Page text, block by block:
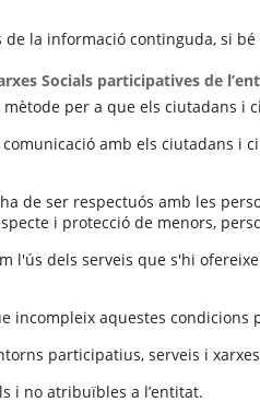
de la informació continguda, si
Socials participatives de
per a que els ciutadans
amb els ciutadans
ha de ser respectuós amb les
i protecció de menors,
l'ús dels serveis que s'hi
incompleix aquestes
participatius, serveis i
i no atribuïbles a l’entitat.